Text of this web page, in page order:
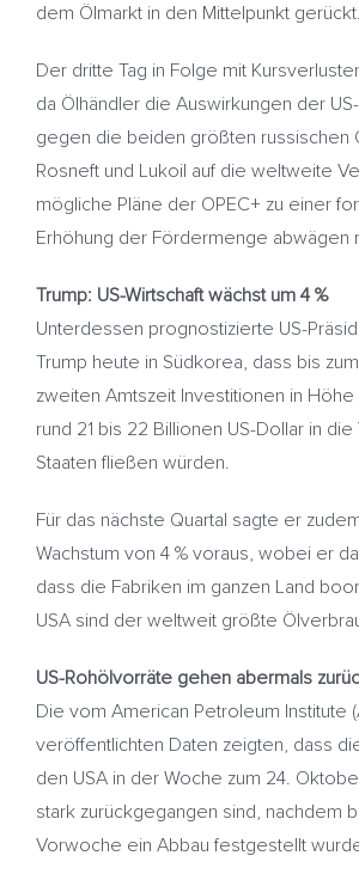
dem Ölmarkt in den Mittelpunkt gerückt.
Der dritte Tag in Folge mit
da Ölhändler die Auswirkungen der
gegen die beiden größten russischen
Rosneft und Lukoil auf die weltweite
mögliche Pläne der OPEC+ zu einer
Erhöhung der Fördermenge abwägen
Trump: US-Wirtschaft wächst um 4 %
Unterdessen prognostizierte US-
Trump heute in Südkorea, dass bis
zweiten Amtszeit Investitionen in
rund 21 bis 22 Billionen US-Dollar in
Staaten fließen würden.
Für das nächste Quartal sagte er
Wachstum von 4 % voraus, wobei er
dass die Fabriken im ganzen Land
USA sind der weltweit größte
US-Rohölvorräte gehen abermals
Die vom American Petroleum Institute
veröffentlichten Daten zeigten, dass
den USA in der Woche zum 24.
stark zurückgegangen sind, nachdem
Vorwoche ein Abbau festgestellt